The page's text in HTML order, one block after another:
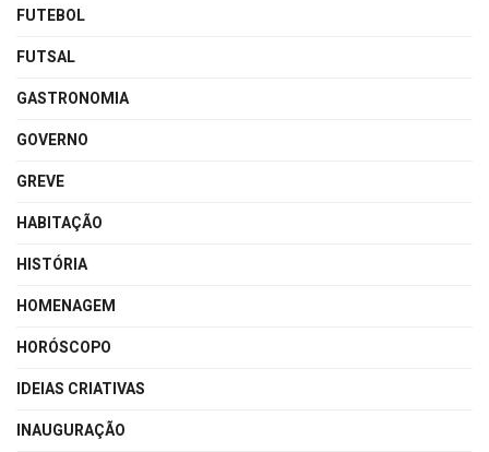
FUTEBOL
FUTSAL
GASTRONOMIA
GOVERNO
GREVE
HABITAÇÃO
HISTÓRIA
HOMENAGEM
HORÓSCOPO
IDEIAS CRIATIVAS
INAUGURAÇÃO